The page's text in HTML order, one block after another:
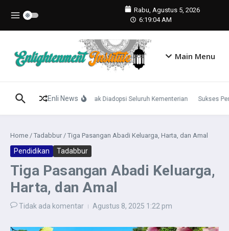
Rabu, Agustus 5, 2026
6:19:04 AM
Main Menu
Enli News
Panca Cinta Dinilai Penguji Layak Diadopsi Seluruh Kementerian Sukses
Home / Tadabbur / Tiga Pasangan Abadi Keluarga, Harta, dan Amal
Pendidikan Tadabbur
Tiga Pasangan Abadi Keluarga,
Harta, dan Amal
Tidak ada komentar Agustus 8, 2025 1:22 pm